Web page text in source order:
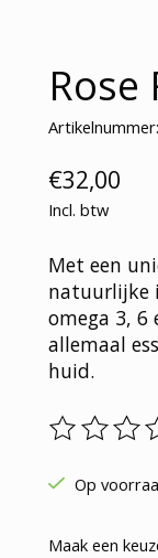
Rose
€32,00
Incl. btw
Met een
natuurlijke
omega 3, 6
allemaal
huid.
De
Op
Maak een